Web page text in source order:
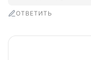
ОТВЕТИТЬ